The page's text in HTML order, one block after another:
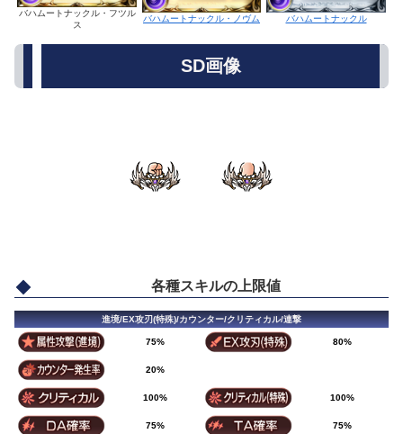
バハムートナックル・フツル
ス
バハムートナックル・ノヴム バハムートナックル
SD画像
各種スキルの上限値
進境/EX攻刃(特殊)/カウンター/クリティカル/連撃
75% 80%
20%
100% 100%
75% 75%